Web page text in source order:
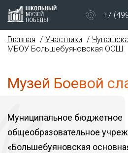
+7
Главная Участники
МБОУ Большебуяновская ООШ
Музей Боевой
Муниципальное бюджетное
общеобразовательное
«Большебуяновская